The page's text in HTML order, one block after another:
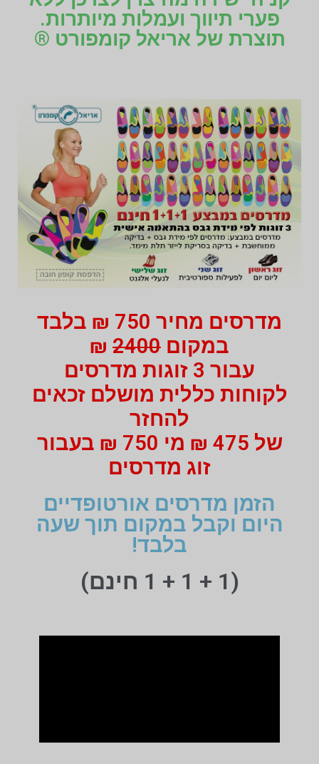
פערי תיווך ועמלות מיותרות.
תוצרת של אריאל קומפורט ®
מדרסים מחיר 750 ₪ בלבד
במקום 2400
₪
עבור 3 זוגות מדרסים
לקוחות כללית מושלם זכאים
להחזר
של 475 ₪ מי 750 ₪ בעבור
זוג מדרסים
הזמן מדרסים אורטופדיים
היום וקבל במקום תוך שעה
בלבד!
(1 + 1 + 1 חינם)